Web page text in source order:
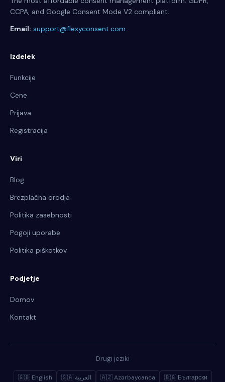
CCPA, and Google Consent Mode V2 compliant.
Email: support@flexyconsent.com
Izdelek
Funkcije
Cene
Prijava
Registracija
Viri
Blog
Brezplačna orodja
Politika zasebnosti
Pogoji uporabe
Politika piškotkov
Podjetje
Domov
Kontakt
Drugi jeziki
🇬🇧 English 🇸🇦 العربية 🇦🇿 Azərbaycanca
🇧🇬 Български